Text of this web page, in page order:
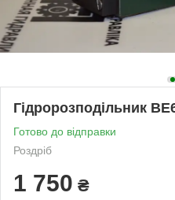
Гідророзподільник
Готово до відправки
Роздріб
1 750 ₴